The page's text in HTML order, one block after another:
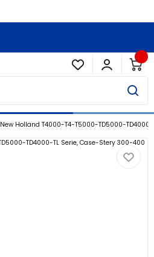
New Holland T4000-T4-T5000-TD5000-